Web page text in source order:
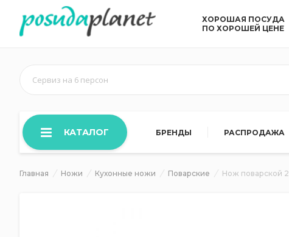
ХОРОШАЯ ПОСУДА
ПО ХОРОШЕЙ ЦЕНЕ
Сервиз на 6 персон
КАТАЛОГ БРЕНДЫ РАСПРОДАЖА
Главная Ножи Кухонные ножи Поварские Нож поварской